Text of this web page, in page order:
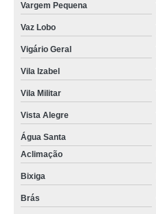
Vargem Pequena
Vaz Lobo
Vigário Geral
Vila Izabel
Vila Militar
Vista Alegre
Água Santa
Aclimação
Bixiga
Brás